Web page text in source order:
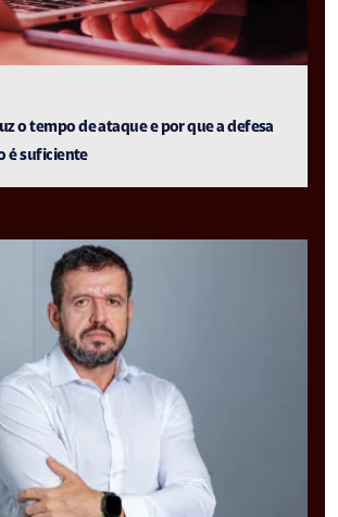
o tempo de ataque e por que a defesa
é suficiente